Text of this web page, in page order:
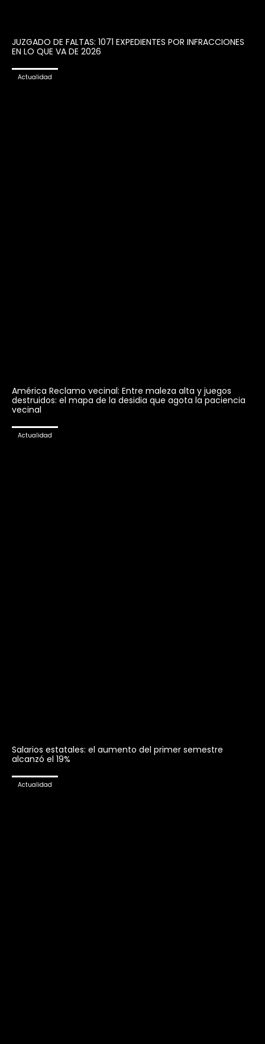
JUZGADO DE FALTAS: 1071 EXPEDIENTES POR INFRACCIONES
EN LO QUE VA DE 2026
Actualidad
América Reclamo vecinal: Entre maleza alta y juegos
destruidos: el mapa de la desidia que agota la paciencia
vecinal
Actualidad
Salarios estatales: el aumento del primer semestre
alcanzó el 19%
Actualidad